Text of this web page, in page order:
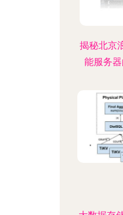
揭秘北京
能服务